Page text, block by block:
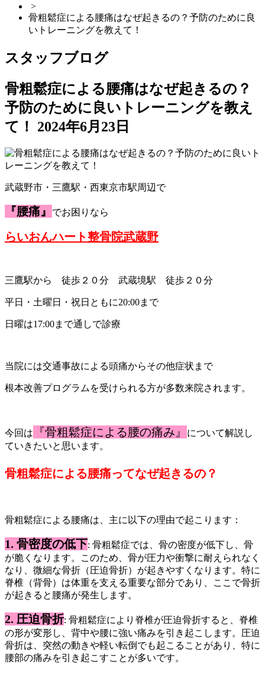
>
骨粗鬆症による腰痛はなぜ起きるの？予防のために良
いトレーニングを教えて！
スタッフブログ
骨粗鬆症による腰痛はなぜ起きるの？
予防のために良いトレーニングを教え
て！
2024年6月23日
武蔵野市・三鷹駅・西東京市駅周辺で
『腰痛』 でお困りなら
らいおんハート整骨院武蔵野
三鷹駅から 徒歩２０分 武蔵境駅 徒歩２０分
平日・土曜日・祝日ともに20:00まで
日曜は17:00まで通しで診療
当院には交通事故による頭痛からその他症状まで
根本改善プログラムを受けられる方が多数来院されます。
今回は 『骨粗鬆症による腰の痛み』
について解説し
ていきたいと思います。
骨粗鬆症による腰痛ってなぜ起きるの？
骨粗鬆症による腰痛は、主に以下の理由で起こります：
1. 骨密度の低下: 骨粗鬆症では、骨の密度が低下し、骨
が脆くなります。このため、骨が圧力や衝撃に耐えられなく
なり、微細な骨折（圧迫骨折）が起きやすくなります。特に
脊椎（背骨）は体重を支える重要な部分であり、ここで骨折
が起きると腰痛が発生します。
2. 圧迫骨折: 骨粗鬆症により脊椎が圧迫骨折すると、脊椎
の形が変形し、背中や腰に強い痛みを引き起こします。圧迫
骨折は、突然の動きや軽い転倒でも起こることがあり、特に
腰部の痛みを引き起こすことが多いです。